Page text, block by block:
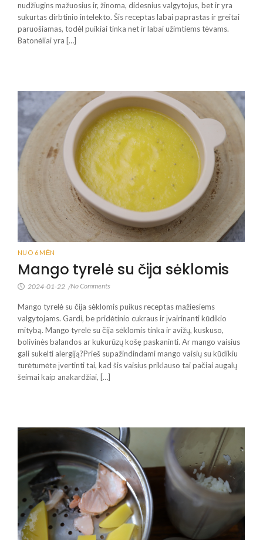
nudžiugins mažuosius ir, žinoma, didesnius valgytojus, bet ir yra
sukurtas dirbtinio intelekto. Šis receptas labai paprastas ir greitai
paruošiamas, todėl puikiai tinka net ir labai užimtiems tėvams.
Batonėliai yra […]
NUO 6 MĖN
Mango tyrelė su čija sėklomis
2024-01-22 /No Comments
Mango tyrelė su čija sėklomis puikus receptas mažiesiems
valgytojams. Gardi, be pridėtinio cukraus ir įvairinanti kūdikio
mitybą. Mango tyrelė su čija sėklomis tinka ir avižų, kuskuso,
bolivinės balandos ar kukurūzų košę paskaninti. Ar mango vaisius
gali sukelti alergiją?Prieš supažindindami mango vaisių su kūdikiu
turėtumėte įvertinti tai, kad šis vaisius priklauso tai pačiai augalų
šeimai kaip anakardžiai, […]